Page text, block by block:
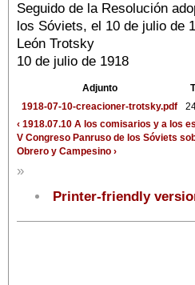
Seguido de la Resolución
los Sóviets, el 10 de julio de
León Trotsky
10 de julio de 1918
Adjunto
1918-07-10-creacioner-trotsky.pdf
‹ 1918.07.10 A los comisarios y a los
V Congreso Panruso de los Sóviets
Obrero y Campesino ›
»
Printer-friendly